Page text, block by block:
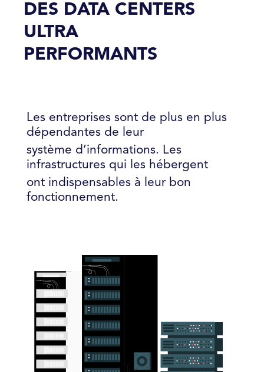
DES DATA CENTERS
ULTRA
PERFORMANTS
Les entreprises sont de plus en plus
dépendantes de leur
système d’informations. Les
infrastructures qui les hébergent
ont indispensables à leur bon
fonctionnement.